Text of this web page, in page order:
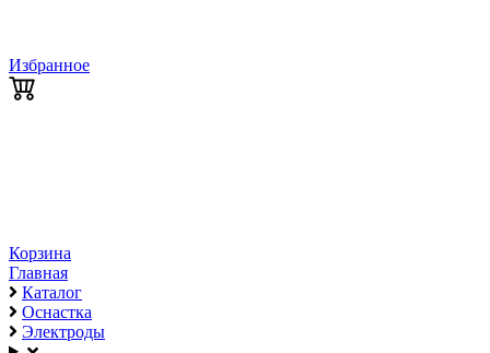
Избранное
Корзина
Главная
Каталог
Оснастка
Электроды